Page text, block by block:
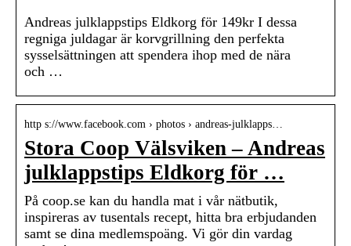
Andreas julklappstips Eldkorg för 149kr I dessa
regniga juldagar är korvgrillning den perfekta
sysselsättningen att spendera ihop med de nära
och …
http s://www.facebook.com › photos › andreas-julklapps…
Stora Coop Välsviken – Andreas
julklappstips Eldkorg för …
På coop.se kan du handla mat i vår nätbutik,
inspireras av tusentals recept, hitta bra erbjudanden
samt se dina medlemspoäng. Vi gör din vardag